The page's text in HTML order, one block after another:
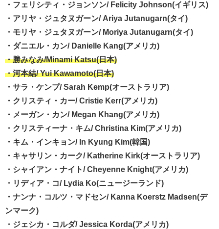
・フェリシティ・ジョンソン/ Felicity Johnson(イギリス)
・アリヤ・ジュタヌガーン/ Ariya Jutanugarn(タイ)
・モリヤ・ジュタヌガーン/ Moriya Jutanugarn(タイ)
・ダニエル・カン/ Danielle Kang(アメリカ)
・勝みなみ/Minami Katsu(日本)
・河本結/ Yui Kawamoto(日本)
・サラ・ケンプ/ Sarah Kemp(オーストラリア)
・クリスティ・カー/ Cristie Kerr(アメリカ)
・メーガン・カン/ Megan Khang(アメリカ)
・クリスティーナ・キム/ Christina Kim(アメリカ)
・キム・インキョン/ In Kyung Kim(韓国)
・キャサリン・カーク/ Katherine Kirk(オーストラリア)
・シャイアン・ナイト/ Cheyenne Knight(アメリカ)
・リディア・コ/ Lydia Ko(ニュージーランド)
・ナンナ・コルツ・マドセン/ Kanna Koerstz Madsen(デ
ンマーク)
・ジェシカ・コルダ/ Jessica Korda(アメリカ)